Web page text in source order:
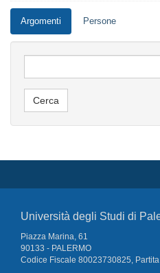
Argomenti Persone
Università degli Studi di
Piazza Marina, 61
90133 - PALERMO
Codice Fiscale 80023730825,